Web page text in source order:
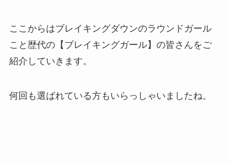
ここからはブレイキングダウンのラウンドガール
こと歴代の【ブレイキングガール】の皆さんをご
紹介していきます。
何回も選ばれている方もいらっしゃいましたね。